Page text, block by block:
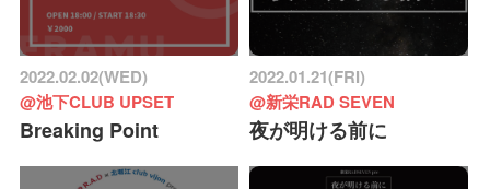
2022.02.02(WED)
@池下CLUB UPSET
Breaking Point
2022.01.21(FRI)
@新栄RAD SEVEN
夜が明ける前に